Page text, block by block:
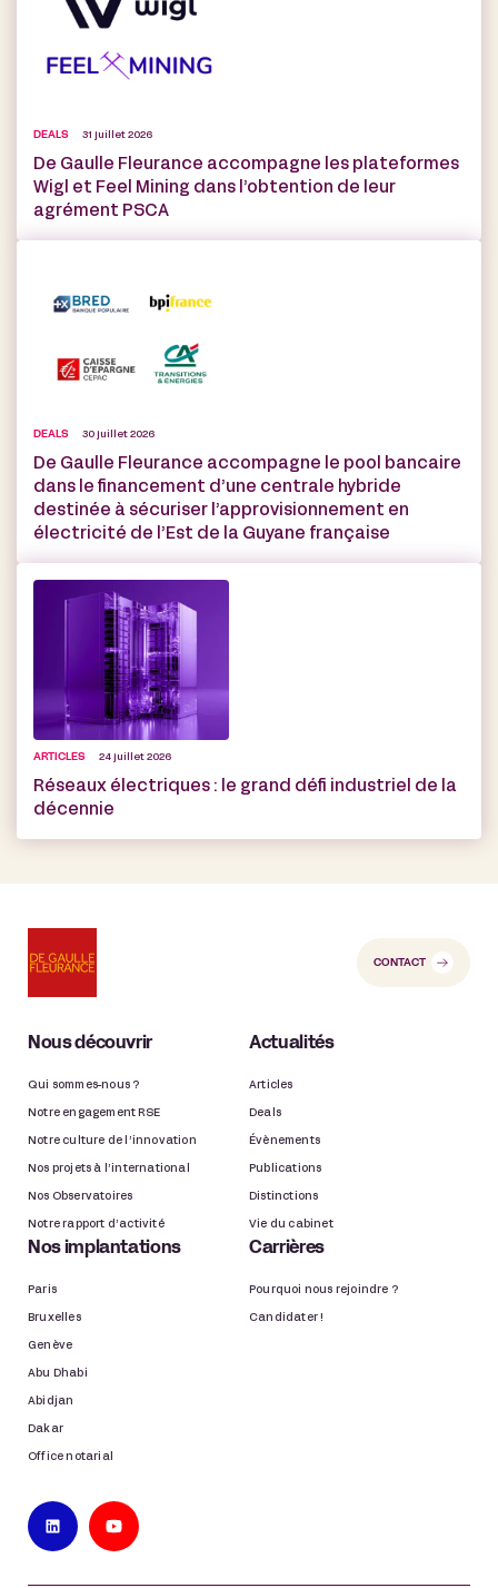
DEALS 31 juillet 2026
De Gaulle Fleurance accompagne les plateformes
Wigl et Feel Mining dans l’obtention de leur
agrément PSCA
DEALS 30 juillet 2026
De Gaulle Fleurance accompagne le pool bancaire
dans le financement d’une centrale hybride
destinée à sécuriser l’approvisionnement en
électricité de l’Est de la Guyane française
ARTICLES 24 juillet 2026
Réseaux électriques : le grand défi industriel de la
décennie
CONTACT
Nous découvrir
Qui sommes-nous ?
Notre engagement RSE
Notre culture de l’innovation
Nos projets à l’international
Nos Observatoires
Notre rapport d’activité
Actualités
Articles
Deals
Évènements
Publications
Distinctions
Vie du cabinet
Nos implantations
Paris
Bruxelles
Genève
Abu Dhabi
Abidjan
Dakar
Office notarial
Carrières
Pourquoi nous rejoindre ?
Candidater !